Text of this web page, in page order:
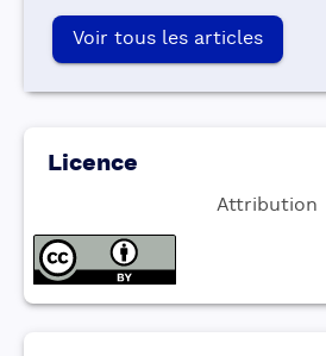
Voir tous les articles
Licence
Attribution